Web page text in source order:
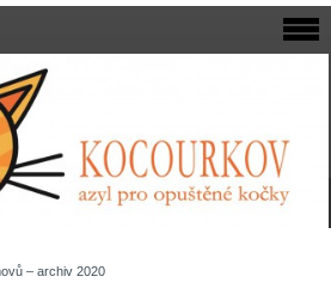
– archiv 2020